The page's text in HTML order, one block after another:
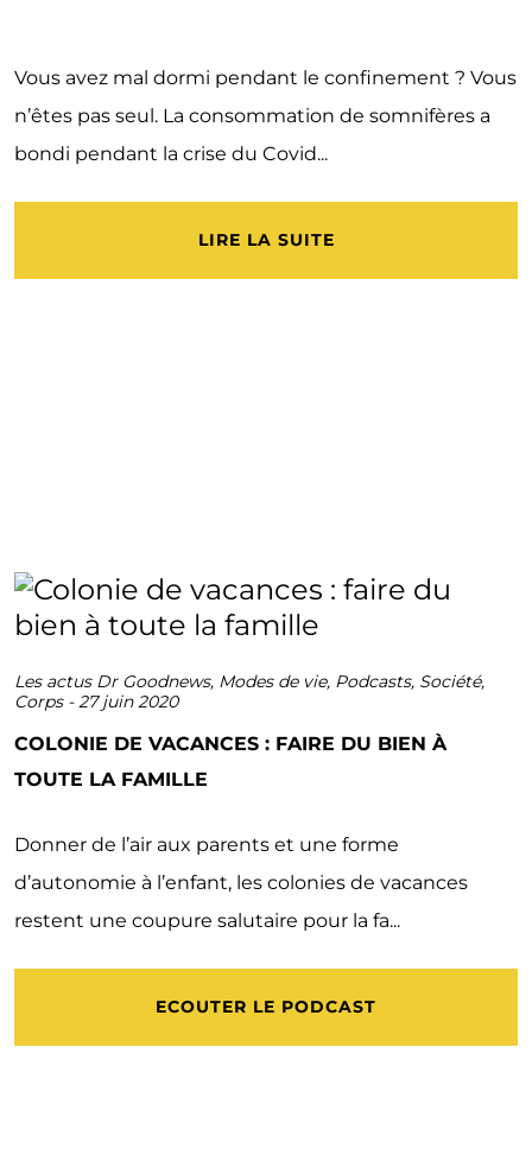
Vous avez mal dormi pendant le confinement ? Vous
n’êtes pas seul. La consommation de somnifères a
bondi pendant la crise du Covid...
LIRE LA SUITE
Les actus Dr Goodnews, Modes de vie, Podcasts, Société,
Corps-27 juin 2020
COLONIE DE VACANCES : FAIRE DU BIEN À
TOUTE LA FAMILLE
Donner de l’air aux parents et une forme
d’autonomie à l’enfant, les colonies de vacances
restent une coupure salutaire pour la fa...
ECOUTER LE PODCAST